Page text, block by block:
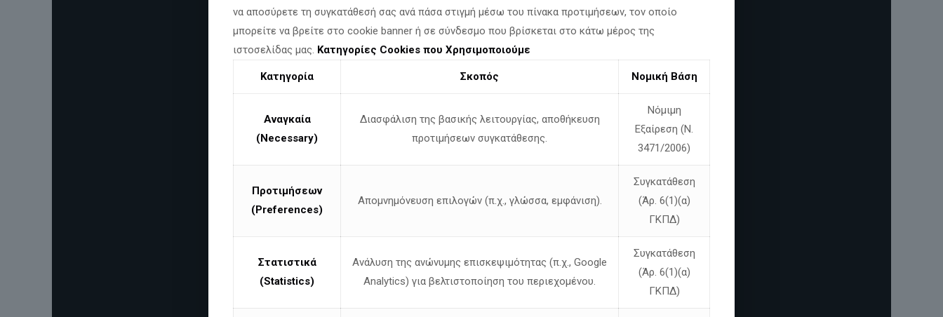
να αποσύρετε τη συγκατάθεσή σας ανά πάσα στιγμή μέσω του πίνακα προτιμήσεων, τον οποίο
μπορείτε να βρείτε στο cookie banner ή σε σύνδεσμο που βρίσκεται στο κάτω μέρος της
ιστοσελίδας μας. Κατηγορίες Cookies που Χρησιμοποιούμε
Κατηγορία Σκοπός Νομική Βάση
Αναγκαία
(Necessary)
Διασφάλιση της βασικής λειτουργίας, αποθήκευση
προτιμήσεων συγκατάθεσης.
Νόμιμη
Εξαίρεση (Ν.
3471/2006)
Προτιμήσεων
(Preferences)
Απομνημόνευση επιλογών (π.χ., γλώσσα, εμφάνιση).
Συγκατάθεση
(Άρ. 6(1)(α)
ΓΚΠΔ)
Στατιστικά
(Statistics)
Ανάλυση της ανώνυμης επισκεψιμότητας (π.χ., Google
Analytics) για βελτιστοποίηση του περιεχομένου.
Συγκατάθεση
(Άρ. 6(1)(α)
ΓΚΠΔ)